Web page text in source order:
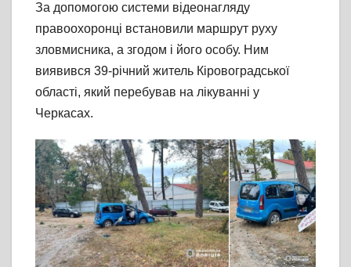
За допомогою системи відеонагляду
правоохоронці встановили маршрут руху
зловмисника, а згодом і його особу. Ним
виявився 39-річний житель Кіровоградської
області, який перебував на лікуванні у
Черкасах.